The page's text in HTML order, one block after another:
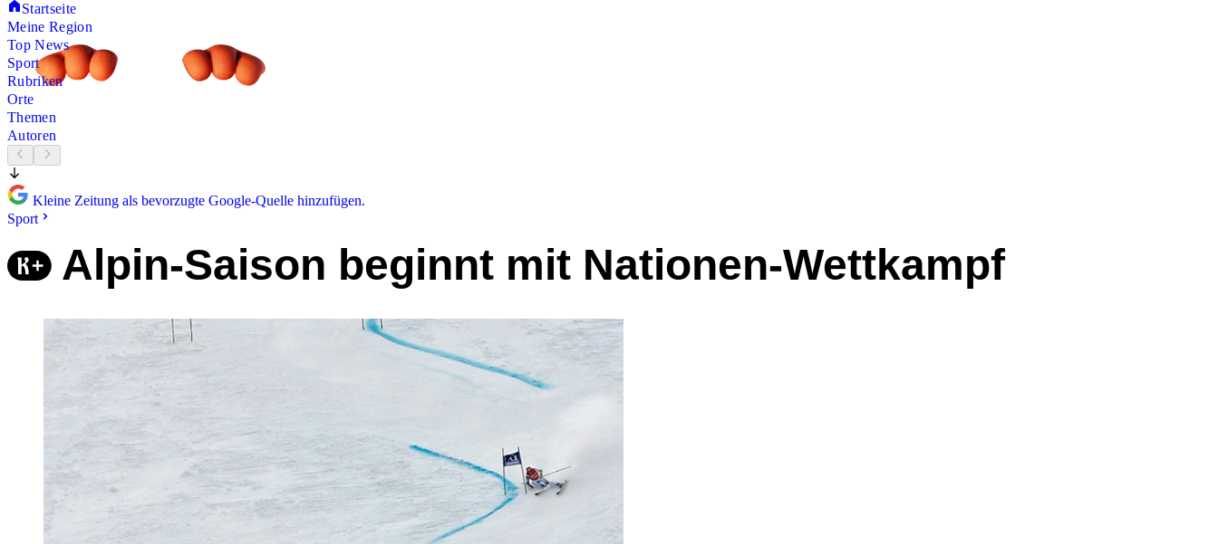
Startseite
Meine Region
Top News
Sport
Rubriken
Orte
Themen
Autoren
Kleine Zeitung als bevorzugte Google-Quelle hinzufügen.
Sport
Alpin-Saison beginnt mit Nationen-Wettkampf